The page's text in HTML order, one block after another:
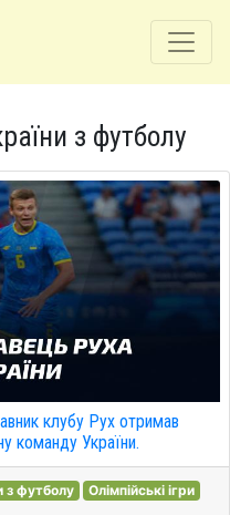
з футболу
клубу Рух отримав
команду України.
з футболу Олімпійські ігри